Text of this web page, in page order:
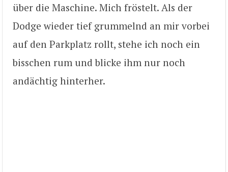
über die Maschine. Mich fröstelt. Als der
Dodge wieder tief grummelnd an mir vorbei
auf den Parkplatz rollt, stehe ich noch ein
bisschen rum und blicke ihm nur noch
andächtig hinterher.